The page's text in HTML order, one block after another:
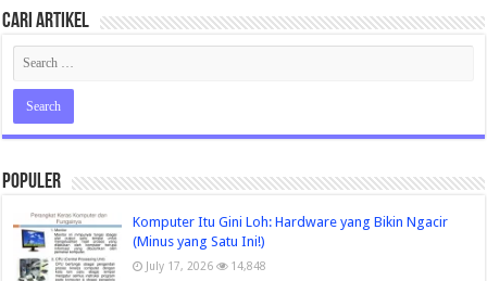
Cari Artikel
Populer
Komputer Itu Gini Loh: Hardware yang Bikin Ngacir
(Minus yang Satu Ini!)
July 17, 2026 14,848